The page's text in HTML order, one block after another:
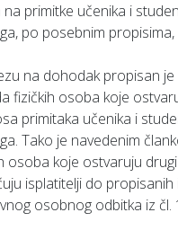
primitke učenika i
po posebnim
na dohodak propisan
fizičkih osoba koje
primitaka učenika i
Tako je navedenim
osoba koje ostvaruju
isplatitelji do
osobnog odbitka iz